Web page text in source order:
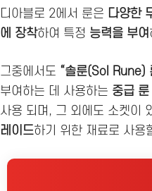
디아블로 2에서 룬은 다양한
에 장착하여 특정 능력을 부여
그중에서도 “솔룬(Sol Rune)
부여하는 데 사용하는 중급 룬
사용 되며, 그 외에도 소켓이
레이드하기 위한 재료로 사용